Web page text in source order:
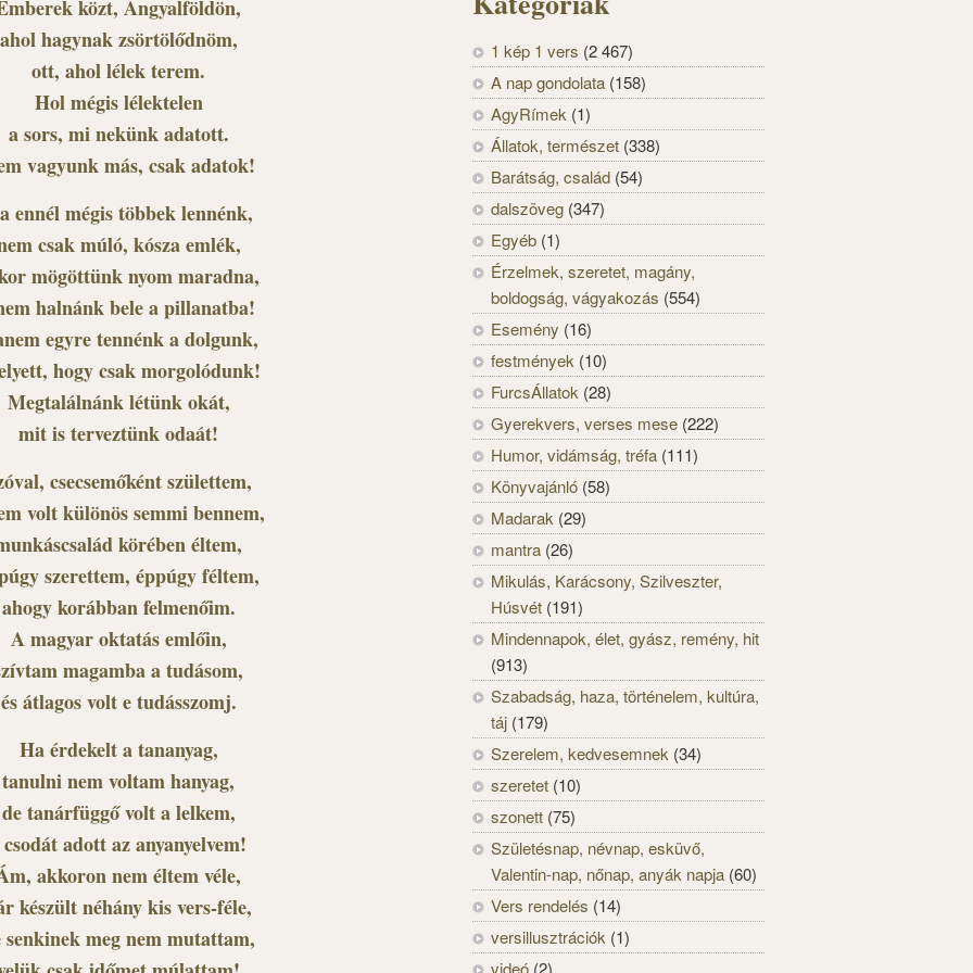
közt, Angyalföldön,
ahol hagynak zsörtölődnöm,
ott, ahol lélek terem.
Hol mégis lélektelen
a sors, mi nekünk adatott.
vagyunk más, csak adatok!
ennél mégis többek lennénk,
csak múló, kósza emlék,
mögöttünk nyom maradna,
halnánk bele a pillanatba!
egyre tennénk a dolgunk,
hogy csak morgolódunk!
Megtalálnánk létünk okát,
mit is terveztünk odaát!
csecsemőként születtem,
volt különös semmi bennem,
körében éltem,
szerettem, éppúgy féltem,
ahogy korábban felmenőim.
A magyar oktatás emlőin,
magamba a tudásom,
és átlagos volt e tudásszomj.
Ha érdekelt a tananyag,
tanulni nem voltam hanyag,
de tanárfüggő volt a lelkem,
csodát adott az anyanyelvem!
akkoron nem éltem véle,
készült néhány kis vers-féle,
senkinek meg nem mutattam,
1 kép 1 vers (2 467)
A nap gondolata (158)
AgyRímek (1)
Állatok, természet (338)
Barátság, család (54)
dalszöveg (347)
Egyéb (1)
Érzelmek, szeretet, magány,
boldogság, vágyakozás (554)
Esemény (16)
festmények (10)
FurcsÁllatok (28)
Gyerekvers, verses mese (222)
Humor, vidámság, tréfa (111)
Könyvajánló (58)
Madarak (29)
mantra (26)
Mikulás, Karácsony, Szilveszter,
Húsvét (191)
Mindennapok, élet, gyász, remény, hit
(913)
Szabadság, haza, történelem, kultúra,
táj (179)
Szerelem, kedvesemnek (34)
szeretet (10)
szonett (75)
Születésnap, névnap, esküvő,
Valentin-nap, nőnap, anyák napja (60)
Vers rendelés (14)
versillusztrációk (1)
videó (2)